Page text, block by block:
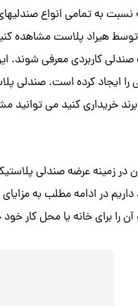
به تمامی انواع
هیراد پلاست مشاهده
کاربردی معرفی شوند.
را ایجاد کرده است.
خریداری کنید می توانید
در زمینه عرضه صندلی
در ادامه مطلب به
را برای خانه یا محل کار خود